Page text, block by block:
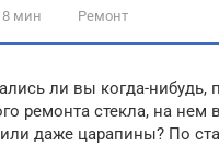
8 мин Ремонт
ли вы когда-нибудь,
ремонта стекла, на нем
даже царапины? По